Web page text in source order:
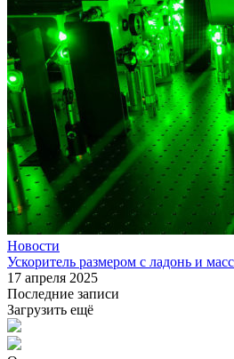
Новости
Ускоритель размером с ладонь и
17 апреля 2025
Последние записи
Загрузить ещё